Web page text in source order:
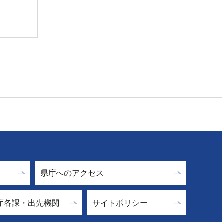
県庁へのアクセス
各課・出先機関 サイトポリシー